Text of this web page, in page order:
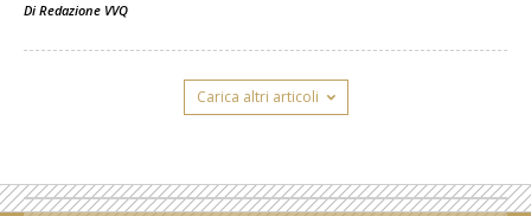
Di Redazione VVQ
Carica altri articoli